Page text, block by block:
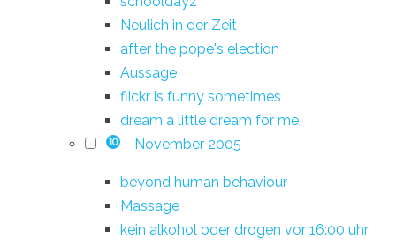
Neulich in der Zeit
after the pope's election
Aussage
flickr is funny sometimes
dream a little dream for me
10 November 2005
beyond human behaviour
Massage
kein alkohol oder drogen vor 16:00 uhr